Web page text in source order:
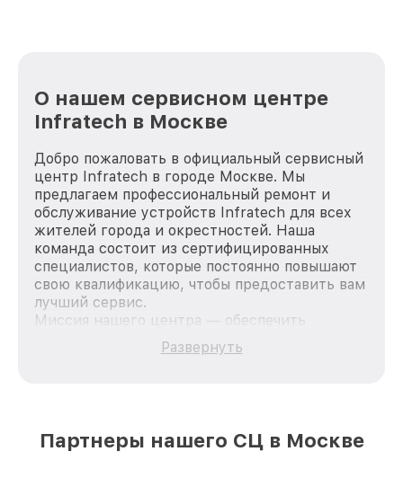
О нашем сервисном центре
Infratech в Москве
Добро пожаловать в официальный сервисный
центр Infratech в городе Москве. Мы
предлагаем профессиональный ремонт и
обслуживание устройств Infratech для всех
жителей города и окрестностей. Наша
команда состоит из сертифицированных
специалистов, которые постоянно повышают
свою квалификацию, чтобы предоставить вам
лучший сервис.
Миссия нашего центра — обеспечить
качественный и доступный ремонт для
каждого пользователя продукции Infratech,
лучшим сервисным центром Infratech в
Развернуть
Партнеры нашего СЦ в Москве